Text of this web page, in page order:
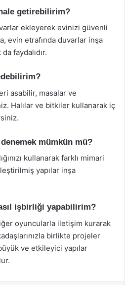
getirebilirim?
ekleyerek evinizi güvenli
evin etrafında duvarlar inşa
faydalıdır.
asabilir, masalar ve
Halılar ve bitkiler kullanarak iç
mümkün mü?
kullanarak farklı mimari
yapılar inşa
işbirliği yapabilirim?
oyuncularla iletişim kurarak
birlikte projeler
ve etkileyici yapılar